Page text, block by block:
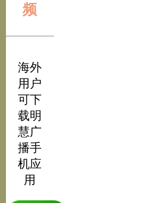
频
海外
用户
可下
载明
慧广
播手
机应
用